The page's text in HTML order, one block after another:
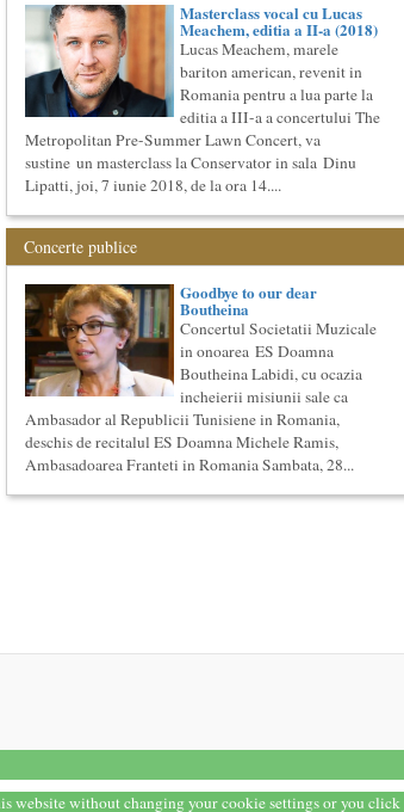
Masterclass vocal cu Lucas
Meachem, editia a II-a (2018)
Lucas Meachem, marele
bariton american, revenit in
Romania pentru a lua parte la
editia a III-a a concertului The
Metropolitan Pre-Summer Lawn Concert, va
sustine un masterclass la Conservator in sala Dinu
Lipatti, joi, 7 iunie 2018, de la ora 14....
Concerte publice
Goodbye to our dear
Boutheina
Concertul Societatii Muzicale
in onoarea ES Doamna
Boutheina Labidi, cu ocazia
incheierii misiunii sale ca
Ambasador al Republicii Tunisiene in Romania,
deschis de recitalul ES Doamna Michele Ramis,
Ambasadoarea Franteti in Romania Sambata, 28...
website without changing your cookie settings or you